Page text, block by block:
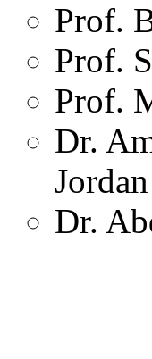
Prof.
Prof.
Prof.
Dr.
Jordan
Dr.